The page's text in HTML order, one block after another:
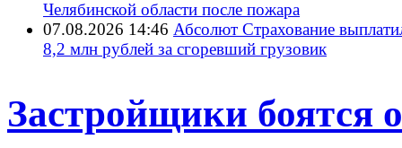
Челябинской области после пожара
07.08.2026 14:46 Абсолют Страхование
8,2 млн рублей за сгоревший грузовик
Застройщики боятся